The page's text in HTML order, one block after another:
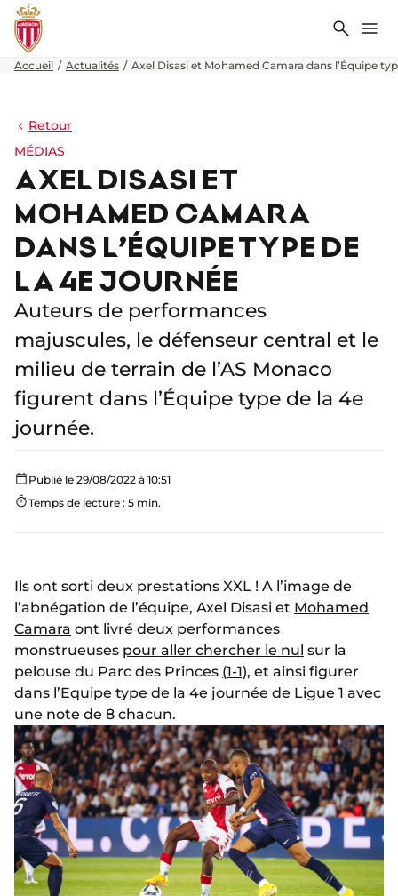
Accueil Actualités Axel Disasi et Mohamed Camara dans l’Équipe
Retour
MÉDIAS
AXEL DISASI ET
MOHAMED CAMARA
DANS L’ÉQUIPE TYPE DE
LA 4E JOURNÉE
Auteurs de performances
majuscules, le défenseur central et le
milieu de terrain de l’AS Monaco
figurent dans l’Équipe type de la 4e
journée.
Publié le 29/08/2022 à 10:51
Temps de lecture : 5 min.
Ils ont sorti deux prestations XXL ! A l’image de
l’abnégation de l’équipe, Axel Disasi et Mohamed
Camara ont livré deux performances
monstrueuses pour aller chercher le nul sur la
pelouse du Parc des Princes (1-1), et ainsi figurer
dans l’Equipe type de la 4e journée de Ligue 1 avec
une note de 8 chacun.